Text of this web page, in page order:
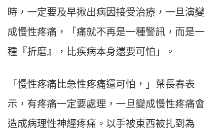
時，一定要及早揪出病因接受治療，一旦演變
成慢性疼痛，「痛就不再是一種警訊，而是一
種『折磨』，比疾病本身還要可怕」。
「慢性疼痛比急性疼痛還可怕，」葉長春表
示，有疼痛一定要處理，一旦變成慢性疼痛會
造成病理性神經疼痛。以手被東西被扎到為